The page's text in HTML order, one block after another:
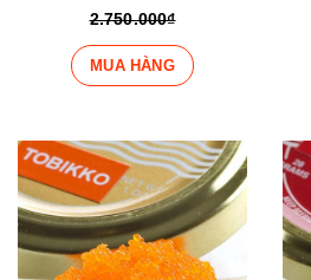
2.750.000₫
MUA HÀNG